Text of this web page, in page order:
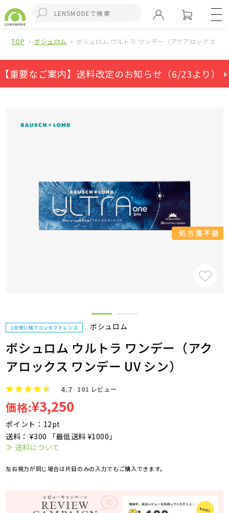
TOP ボシュロム ボシュロム ウルトラ ワンデー（アクアロックス ワ
【重要なご案内】送料改定のお知らせ（6/23より） ⏵
1日使い捨てコンタクトレンズ ボシュロム
ボシュロム ウルトラ ワンデー（アク
アロックス ワンデー UV シン）
4.7 101 レビュー
価格:¥3,250
ポイント：12pt
送料： ¥300 「最低送料 ¥1000」
≫ 送料について
左右視力が同じ場合は片目のみの入力でもご購入できます。